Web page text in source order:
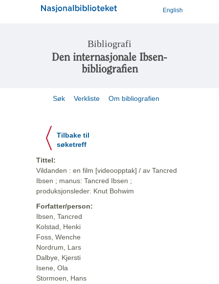
English
Bibliografi
Den internasjonale Ibsen-
bibliografien
Søk Verkliste Om bibliografien
Tilbake til
søketreff
Tittel:
Vildanden : en film [videoopptak] / av Tancred
Ibsen ; manus: Tancred Ibsen ;
produksjonsleder: Knut Bohwim
Forfatter/person:
Ibsen, Tancred
Kolstad, Henki
Foss, Wenche
Nordrum, Lars
Dalbye, Kjersti
Isene, Ola
Stormoen, Hans